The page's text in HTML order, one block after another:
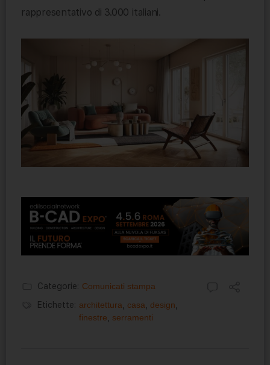
rappresentativo di 3.000 italiani.
Categorie: Comunicati stampa
Etichette: architettura, casa, design,
finestre, serramenti